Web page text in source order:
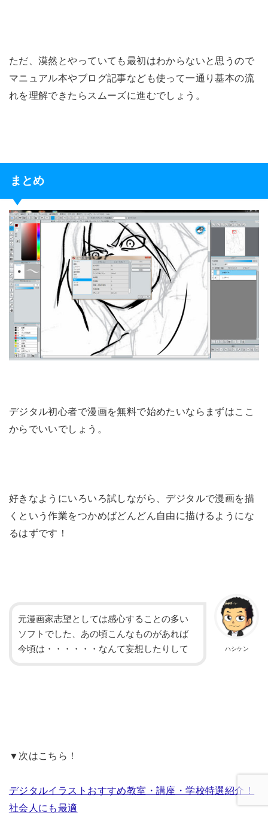
ただ、漠然とやっていても最初はわからないと思うので
マニュアル本やブログ記事なども使って一通り基本の流
れを理解できたらスムーズに進むでしょう。
まとめ
デジタル初心者で漫画を無料で始めたいならまずはここ
からでいいでしょう。
好きなようにいろいろ試しながら、デジタルで漫画を描
くという作業をつかめばどんどん自由に描けるようにな
るはずです！
ハシケン
元漫画家志望としては感心することの多い
ソフトでした、あの頃こんなものがあれば
今頃は・・・・・・なんて妄想したりして
▼次はこちら！
デジタルイラストおすすめ教室・講座・学校特選紹介！
社会人にも最適